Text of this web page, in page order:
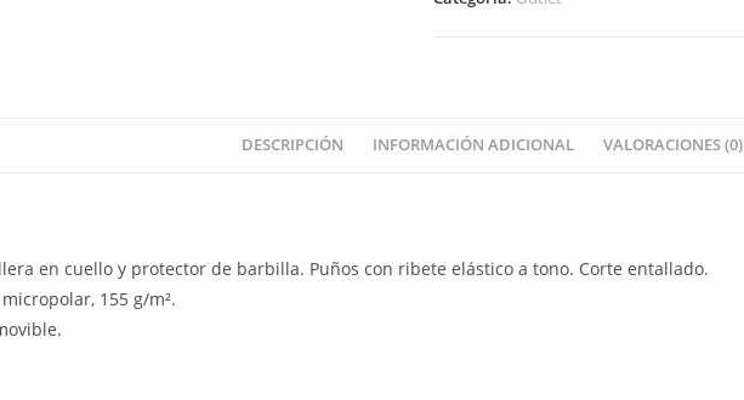
DESCRIPCIÓN INFORMACIÓN ADICIONAL VALORACIONES (0)
en cuello y protector de barbilla. Puños con ribete elástico a tono. Corte entallado.
155 g/m².